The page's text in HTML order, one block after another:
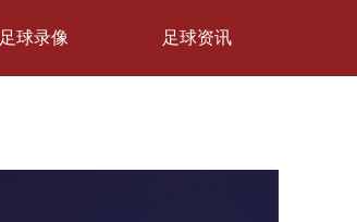
足球录像 足球资讯